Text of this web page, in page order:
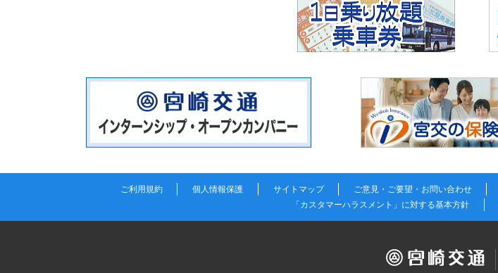
ご利用規約 個人情報保護 サイトマップ ご意見・ご要望・お問い合わせ
「カスタマーハラスメント」に対する基本方針